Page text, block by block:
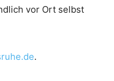
vor Ort selbst
.